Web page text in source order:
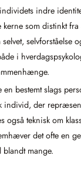
indre
kerne som distinkt
selvforståelse
i
en bestemt slags
individ, der
også teknisk om
det ofte en
mange.